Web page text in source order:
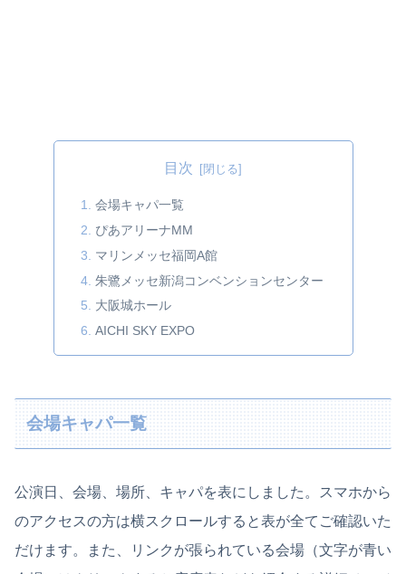
目次
会場キャパ一覧
ぴあアリーナMM
マリンメッセ福岡A館
朱鷺メッセ新潟コンベンションセンター
大阪城ホール
AICHI SKY EXPO
会場キャパ一覧
公演日、会場、場所、キャパを表にしました。スマホから
のアクセスの方は横スクロールすると表が全てご確認いた
だけます。また、リンクが張られている会場（文字が青い